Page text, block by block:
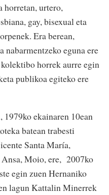
horretan, urtero,
gay, bisexual eta
Era berean,
eguna ere
horrek aurre egin
publikoa egiteko ere
ekainaren 10ean
batean trabesti
Santa María,
Moio, ere, 2007ko
egin zuen Hernaniko
lagun Kattalin Minerrek